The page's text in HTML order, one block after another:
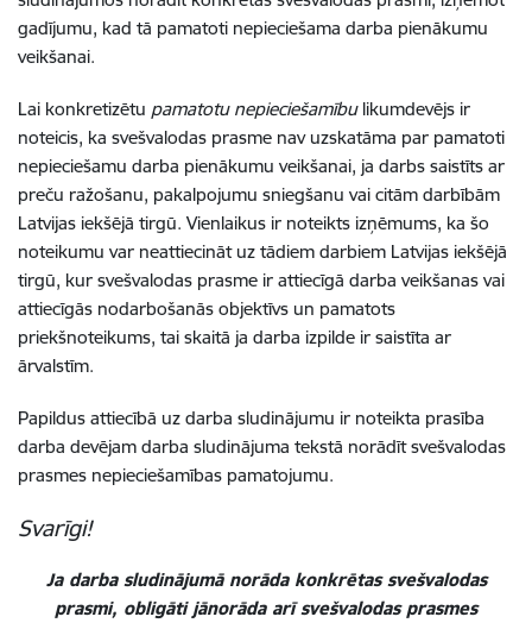
gadījumu, kad tā pamatoti nepieciešama darba pienākumu
veikšanai.
Lai konkretizētu pamatotu nepieciešamību likumdevējs ir
noteicis, ka svešvalodas prasme nav uzskatāma par pamatoti
nepieciešamu darba pienākumu veikšanai, ja darbs saistīts ar
preču ražošanu, pakalpojumu sniegšanu vai citām darbībām
Latvijas iekšējā tirgū. Vienlaikus ir noteikts izņēmums, ka šo
noteikumu var neattiecināt uz tādiem darbiem Latvijas iekšējā
tirgū, kur svešvalodas prasme ir attiecīgā darba veikšanas vai
attiecīgās nodarbošanās objektīvs un pamatots
priekšnoteikums, tai skaitā ja darba izpilde ir saistīta ar
ārvalstīm.
Papildus attiecībā uz darba sludinājumu ir noteikta prasība
darba devējam darba sludinājuma tekstā norādīt svešvalodas
prasmes nepieciešamības pamatojumu.
Svarīgi!
Ja darba sludinājumā norāda konkrētas svešvalodas
prasmi, obligāti jānorāda arī svešvalodas prasmes